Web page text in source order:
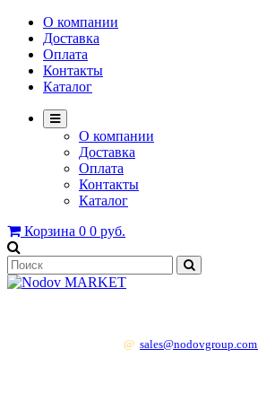
О компании
Доставка
Оплата
Контакты
Каталог
О компании
Доставка
Оплата
Контакты
Каталог
Корзина 0 0 руб.
@ sales@nodovgroup.com